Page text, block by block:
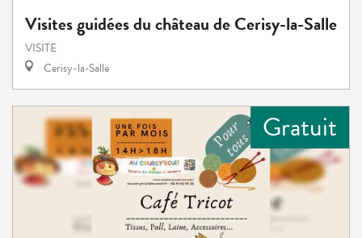
Visites guidées du château de Cerisy-la-Salle
VISITE
Cerisy-la-Salle
Gratuit